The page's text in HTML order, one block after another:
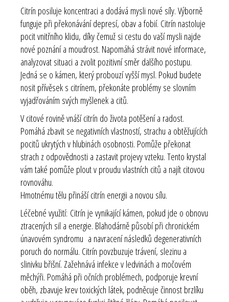
Citrín posiluje koncentraci a dodává mysli nové síly. Výborně
funguje při překonávání depresí, obav a fobií. Citrín nastoluje
pocit vnitřního klidu, díky čemuž si cestu do vaší mysli najde
nové poznání a moudrost. Napomáhá strávit nové informace,
analyzovat situaci a zvolit pozitivní směr dalšího postupu.
Jedná se o kámen, který probouzí vyšší mysl. Pokud budete
nosit přívěsek s citrínem, překonáte problémy se slovním
vyjadřováním svých myšlenek a citů.
V citové rovině vnáší citrín do života potěšení a radost.
Pomáhá zbavit se negativních vlastností, strachu a obtěžujících
pocitů ukrytých v hlubinách osobnosti. Pomůže překonat
strach z odpovědnosti a zastavit projevy vzteku. Tento krystal
vám také pomůže plout v proudu vlastních citů a najít citovou
rovnováhu.
Hmotnému tělu přináší citrín energii a novou sílu.
Léčebné využití: Citrín je vynikající kámen, pokud jde o obnovu
ztracených sil a energie. Blahodárně působí při chronickém
únavovém syndromu a navracení následků degenerativních
poruch do normálu. Citrín povzbuzuje trávení, slezinu a
slinivku břišní. Zažehnává infekce v ledvinách a močovém
měchýři. Pomáhá při očních problémech, podporuje krevní
oběh, zbavuje krev toxických látek, podněcuje činnost brzlíku